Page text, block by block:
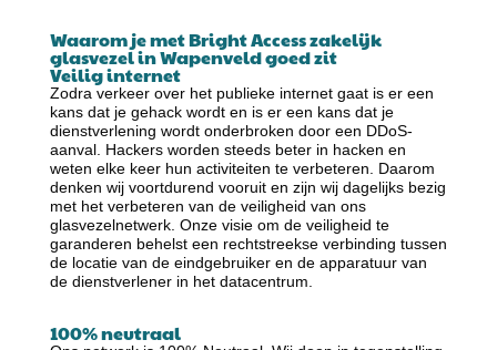
Waarom je met Bright Access zakelijk
glasvezel in Wapenveld goed zit
Veilig internet
Zodra verkeer over het publieke internet gaat is er een
kans dat je gehack wordt en is er een kans dat je
dienstverlening wordt onderbroken door een DDoS-
aanval. Hackers worden steeds beter in hacken en
weten elke keer hun activiteiten te verbeteren. Daarom
denken wij voortdurend vooruit en zijn wij dagelijks bezig
met het verbeteren van de veiligheid van ons
glasvezelnetwerk. Onze visie om de veiligheid te
garanderen behelst een rechtstreekse verbinding tussen
de locatie van de eindgebruiker en de apparatuur van
de dienstverlener in het datacentrum.
100% neutraal